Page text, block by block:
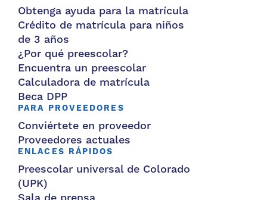
Obtenga ayuda para la matrícula
Crédito de matrícula para niños
de 3 años
¿Por qué preescolar?
Encuentra un preescolar
Calculadora de matrícula
Beca DPP
PARA PROVEEDORES
Conviértete en proveedor
Proveedores actuales
ENLACES RÁPIDOS
Preescolar universal de Colorado
(UPK)